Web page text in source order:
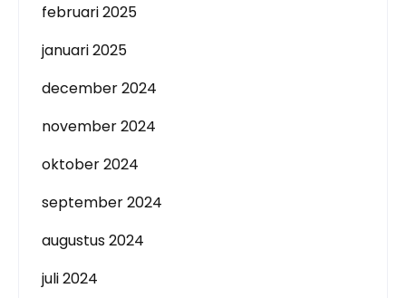
februari 2025
januari 2025
december 2024
november 2024
oktober 2024
september 2024
augustus 2024
juli 2024